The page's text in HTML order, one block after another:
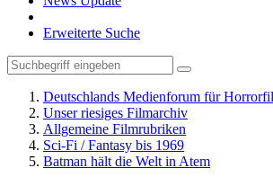
Erweiterte Suche
Deutschlands Medienforum für
Unser riesiges Filmarchiv
Allgemeine Filmrubriken
Sci-Fi / Fantasy bis 1969
Batman hält die Welt in Atem